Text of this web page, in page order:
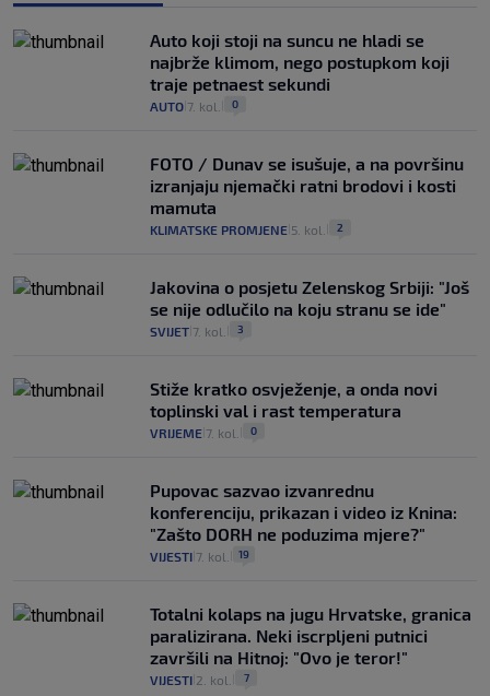
Auto koji stoji na suncu ne hladi se
najbrže klimom, nego postupkom koji
traje petnaest sekundi
AUTO 7. kol. 0
FOTO / Dunav se isušuje, a na površinu
izranjaju njemački ratni brodovi i kosti
mamuta
KLIMATSKE PROMJENE 5. kol. 2
Jakovina o posjetu Zelenskog Srbiji: "Još
se nije odlučilo na koju stranu se ide"
SVIJET 7. kol. 3
Stiže kratko osvježenje, a onda novi
toplinski val i rast temperatura
VRIJEME 7. kol. 0
Pupovac sazvao izvanrednu
konferenciju, prikazan i video iz Knina:
"Zašto DORH ne poduzima mjere?"
VIJESTI 7. kol. 19
Totalni kolaps na jugu Hrvatske, granica
paralizirana. Neki iscrpljeni putnici
završili na Hitnoj: "Ovo je teror!"
VIJESTI 2. kol. 7